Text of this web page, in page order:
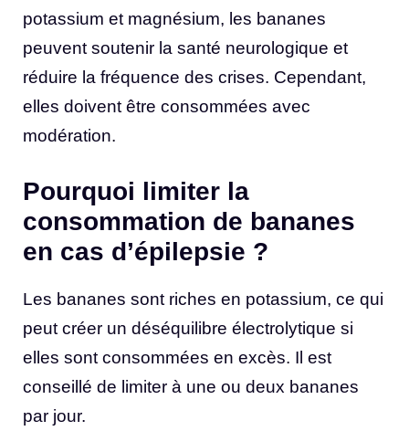
potassium et magnésium, les bananes
peuvent soutenir la santé neurologique et
réduire la fréquence des crises. Cependant,
elles doivent être consommées avec
modération.
Pourquoi limiter la
consommation de bananes
en cas d’épilepsie ?
Les bananes sont riches en potassium, ce qui
peut créer un déséquilibre électrolytique si
elles sont consommées en excès. Il est
conseillé de limiter à une ou deux bananes
par jour.